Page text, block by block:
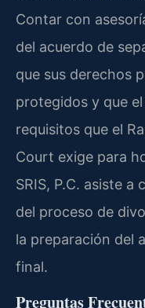
Contar con
del acuerdo de
que sus derechos
protegidos y que
requisitos que el
Court exige para
SRIS, P.C. asiste
del proceso de
la preparación del
final.
Preguntas